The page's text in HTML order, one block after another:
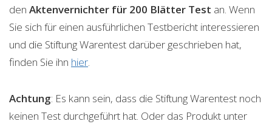
den Aktenvernichter für 200 Blätter Test an. Wenn
Sie sich für einen ausführlichen Testbericht interessieren
und die Stiftung Warentest darüber geschrieben hat,
finden Sie ihn hier.
Achtung: Es kann sein, dass die Stiftung Warentest noch
keinen Test durchgeführt hat. Oder das Produkt unter